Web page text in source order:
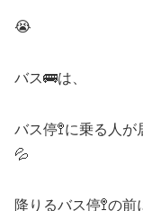
😭
バス🚌は、
バス停🚏に乗る人
💦
降りるバス停🚏の前